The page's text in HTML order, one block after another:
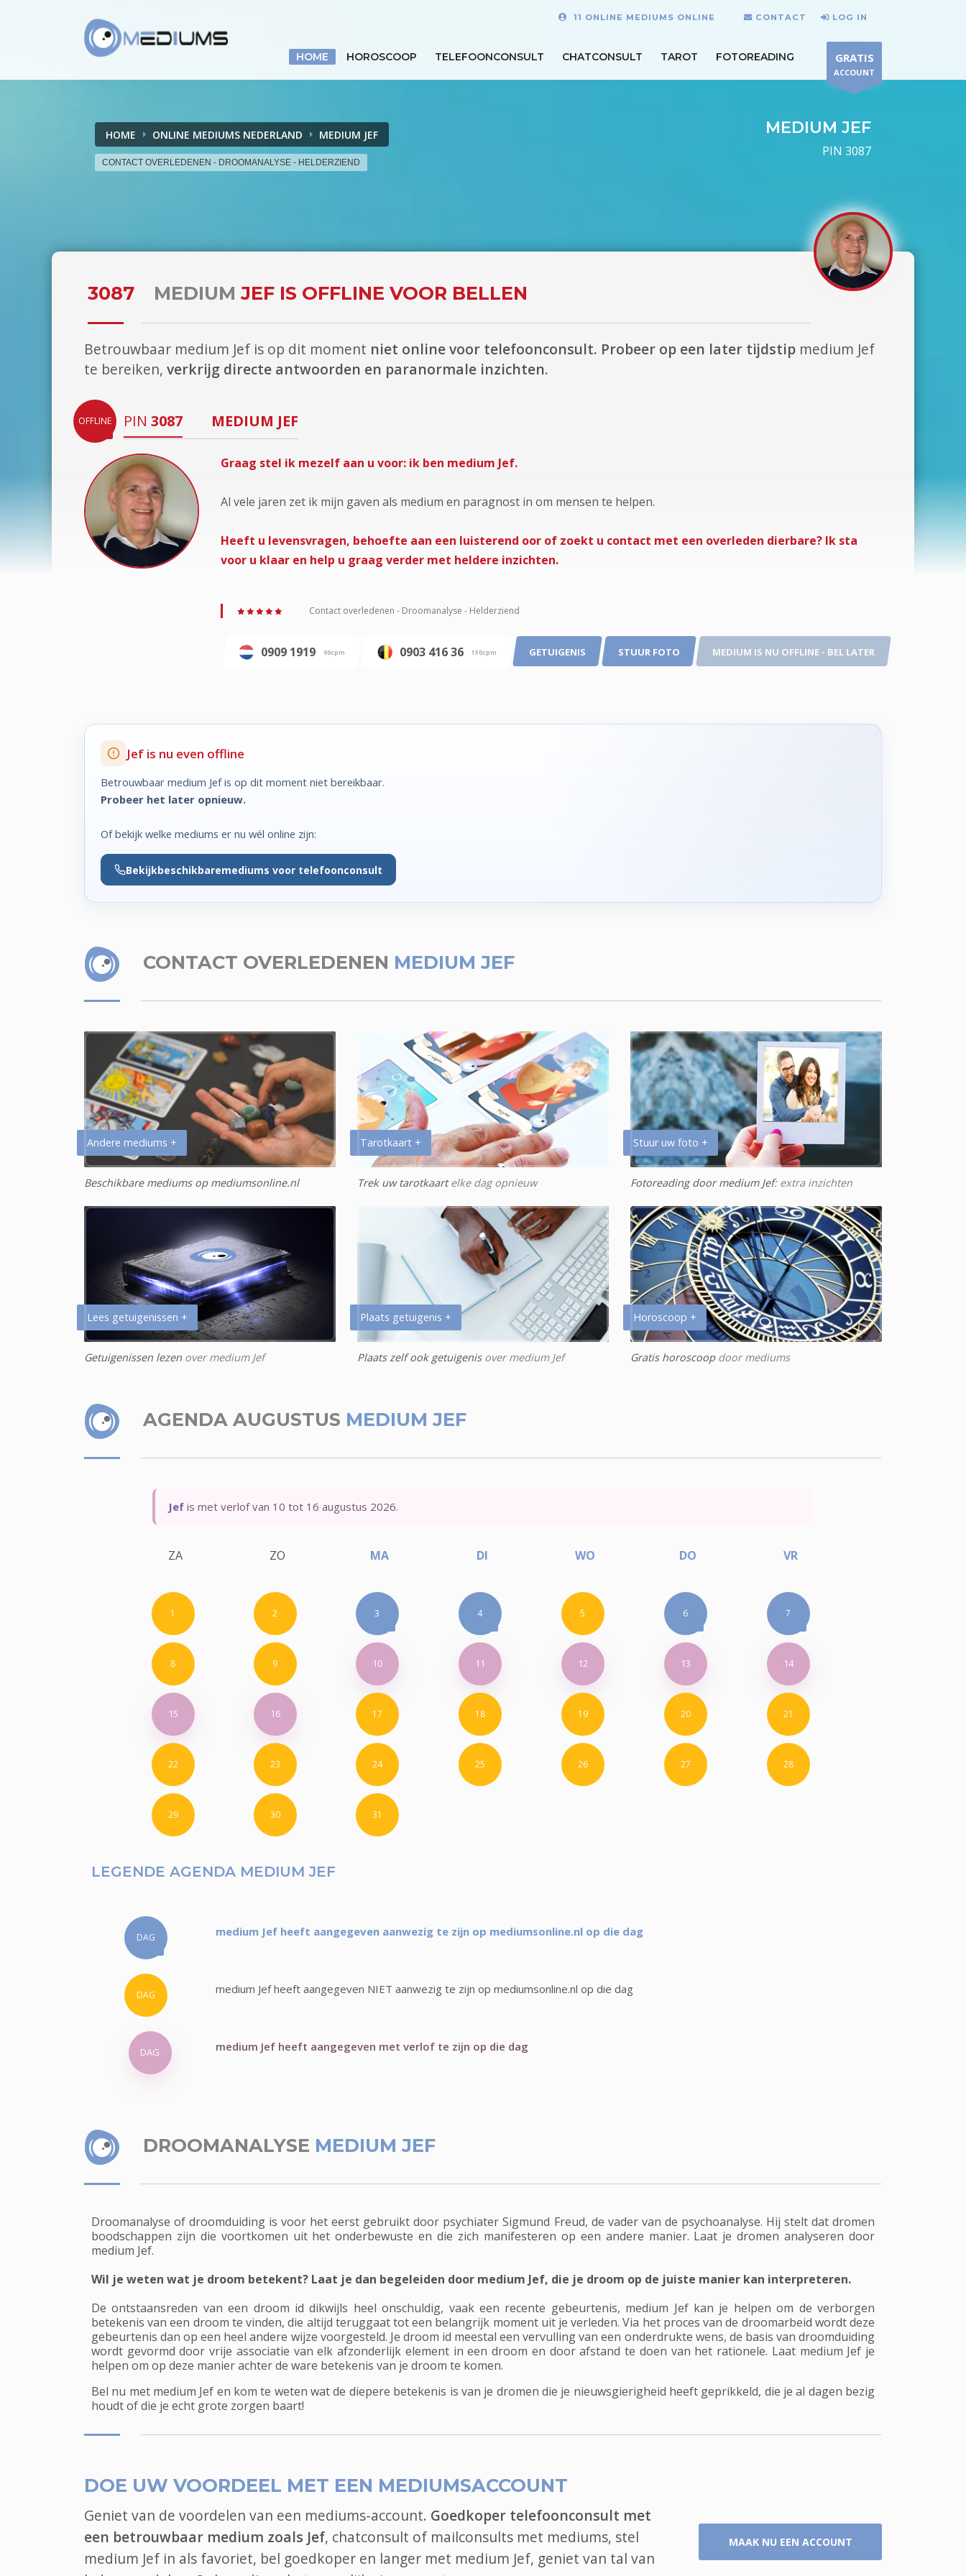
11 ONLINE MEDIUMS ONLINE CONTACT LOG IN
HOME HOROSCOOP TELEFOONCONSULT CHATCONSULT TAROT FOTOREADING GRATIS
ACCOUNT
HOME ONLINE MEDIUMS NEDERLAND MEDIUM JEF
CONTACT OVERLEDENEN - DROOMANALYSE - HELDERZIEND
MEDIUM JEF
PIN 3087
3087 MEDIUMJEF IS OFFLINE VOOR BELLEN
Betrouwbaar medium Jef is op dit moment niet online voor telefoonconsult. Probeer op een later tijdstip medium Jef
te bereiken, verkrijg directe antwoorden en paranormale inzichten.
OFFLINE PIN 3087 MEDIUM JEF
Graag stel ik mezelf aan u voor: ik ben medium Jef.
Al vele jaren zet ik mijn gaven als medium en paragnost in om mensen te helpen.
Heeft u levensvragen, behoefte aan een luisterend oor of zoekt u contact met een overleden dierbare? Ik sta
voor u klaar en help u graag verder met heldere inzichten.
Contact overledenen - Droomanalyse - Helderziend
0909 1919 90cpm 0903 416 36 150cpm GETUIGENIS STUUR FOTO MEDIUM IS NU OFFLINE - BEL LATER
Jef is nu even offline
Betrouwbaar medium Jef is op dit moment niet bereikbaar.
Probeer het later opnieuw.
Of bekijk welke mediums er nu wél online zijn:
Bekijkbeschikbaremediums voor telefoonconsult
CONTACT OVERLEDENEN MEDIUM JEF
Andere mediums +
Beschikbare mediums op mediumsonline.nl
Tarotkaart +
Trek uw tarotkaartelke dag opnieuw
Stuur uw foto +
Fotoreading door medium Jef: extra inzichten
Lees getuigenissen +
Getuigenissen lezen over medium Jef
Plaats getuigenis +
Plaats zelf ook getuigenisover medium Jef
Horoscoop +
Gratis horoscoopdoor mediums
AGENDA AUGUSTUS MEDIUM JEF
Jef is met verlof van 10 tot 16 augustus 2026.
ZA ZO MA DI WO DO VR
1 2 3 4 5 6 7
8 9 10 11 12 13 14
15 16 17 18 19 20 21
22 23 24 25 26 27 28
29 30 31
LEGENDE AGENDA MEDIUM JEF
DAG medium Jef heeft aangegeven aanwezig te zijn op mediumsonline.nl op die dag
DAG medium Jef heeft aangegeven NIET aanwezig te zijn op mediumsonline.nl op die dag
DAG medium Jef heeft aangegeven met verlof te zijn op die dag
DROOMANALYSE MEDIUM JEF
Droomanalyse of droomduiding is voor het eerst gebruikt door psychiater Sigmund Freud, de vader van de psychoanalyse. Hij stelt dat dromen
boodschappen zijn die voortkomen uit het onderbewuste en die zich manifesteren op een andere manier. Laat je dromen analyseren door
medium Jef.
Wil je weten wat je droom betekent? Laat je dan begeleiden door medium Jef, die je droom op de juiste manier kan interpreteren.
De ontstaansreden van een droom id dikwijls heel onschuldig, vaak een recente gebeurtenis, medium Jef kan je helpen om de verborgen
betekenis van een droom te vinden, die altijd teruggaat tot een belangrijk moment uit je verleden. Via het proces van de droomarbeid wordt deze
gebeurtenis dan op een heel andere wijze voorgesteld. Je droom id meestal een vervulling van een onderdrukte wens, de basis van droomduiding
wordt gevormd door vrije associatie van elk afzonderlijk element in een droom en door afstand te doen van het rationele. Laat medium Jef je
helpen om op deze manier achter de ware betekenis van je droom te komen.
Bel nu met medium Jef en kom te weten wat de diepere betekenis is van je dromen die je nieuwsgierigheid heeft geprikkeld, die je al dagen bezig
houdt of die je echt grote zorgen baart!
DOE UW VOORDEEL MET EEN MEDIUMSACCOUNT
Geniet van de voordelen van een mediums-account. Goedkoper telefoonconsult met
een betrouwbaar medium zoals Jef, chatconsult of mailconsults met mediums, stel
medium Jef in als favoriet, bel goedkoper en langer met medium Jef, geniet van tal van
MAAK NU EEN ACCOUNT